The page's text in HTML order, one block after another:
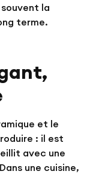
la
terme.
et le
: il est
avec une
une cuisine,